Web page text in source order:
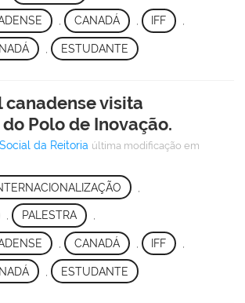
, CANADÁ , IFF ,
ESTUDANTE
visita
Polo de Inovação.
da Reitoria última modificação em
, PALESTRA ,
CANADÁ IFF
ESTUDANTE